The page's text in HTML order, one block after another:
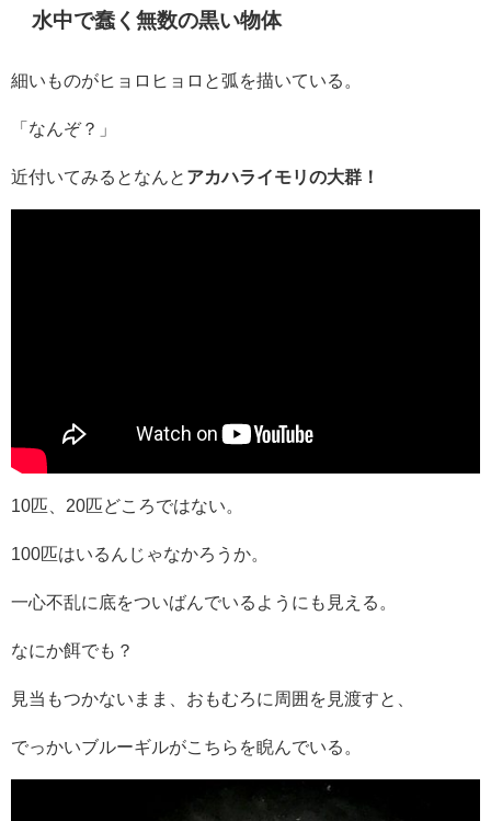
水中で蠢く無数の黒い物体
細いものがヒョロヒョロと弧を描いている。
「なんぞ？」
近付いてみるとなんと アカハライモリの大群！
10匹、20匹どころではない。
100匹はいるんじゃなかろうか。
一心不乱に底をついばんでいるようにも見える。
なにか餌でも？
見当もつかないまま、おもむろに周囲を見渡すと、
でっかいブルーギルがこちらを睨んでいる。